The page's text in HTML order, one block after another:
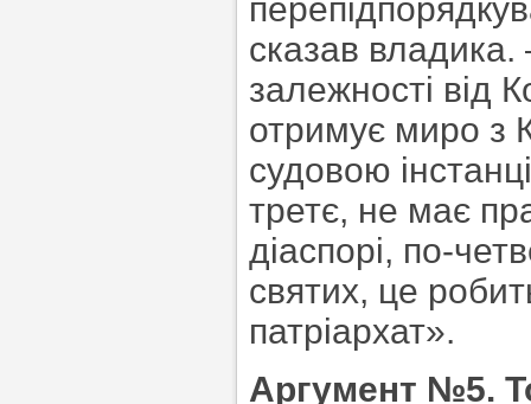
сказав
залежності від
отримує миро з
судовою
третє, не має
діаспорі, по-
святих, це
патріархат».
Аргумент №5.